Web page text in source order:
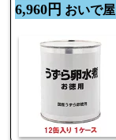
6,960円 おいで屋